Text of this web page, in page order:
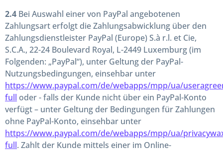
2.4 Bei Auswahl einer von PayPal angebotenen
Zahlungsart erfolgt die Zahlungsabwicklung über den
Zahlungsdienstleister PayPal (Europe) S.à r.l. et Cie,
S.C.A., 22-24 Boulevard Royal, L-2449 Luxemburg (im
Folgenden: „PayPal“), unter Geltung der PayPal-
Nutzungsbedingungen, einsehbar unter
https://www.paypal.com/de/webapps/mpp/ua/
full oder - falls der Kunde nicht über ein PayPal-Konto
verfügt – unter Geltung der Bedingungen für Zahlungen
ohne PayPal-Konto, einsehbar unter
https://www.paypal.com/de/webapps/mpp/ua/
full. Zahlt der Kunde mittels einer im Online-